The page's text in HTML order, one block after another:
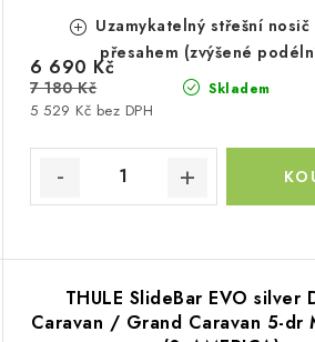
Uzamykatelný střešní nosič
přesahem (zvýšené
Skladem
5 529 Kč bez DPH
6 690 Kč
7 180 Kč
THULE SlideBar EVO silver
Caravan / Grand Caravan 5-dr